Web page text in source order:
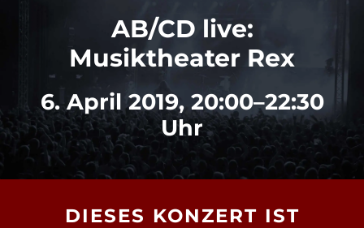
AB/CD live:
Musiktheater Rex
6. April 2019, 20:00–22:30
Uhr
DIESES KONZERT IST